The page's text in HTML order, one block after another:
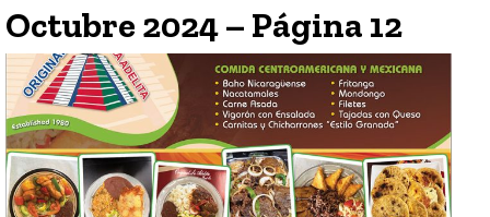
Octubre 2024 – Página 12